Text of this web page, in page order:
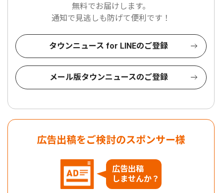
無料でお届けします。
通知で見逃しも防げて便利です！
タウンニュース for LINEのご登録
メール版タウンニュースのご登録
広告出稿をご検討のスポンサー様
広告出稿
しませんか？